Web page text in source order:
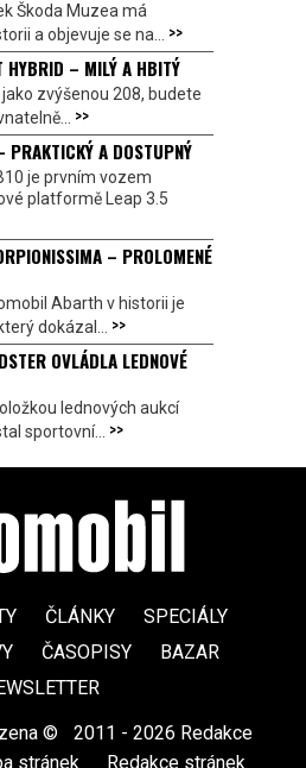
Škoda Muzea má
a objevuje se na... >>
HYBRID – MILÝ A HBITÝ
zvýšenou 208, budete
>>
PRAKTICKÝ A DOSTUPNÝ
je prvním vozem
platformě Leap 3.5
– PROLOMENÉ
Abarth v historii je
dokázal... >>
OVLÁDLA LEDNOVÉ
lednových aukcí
sportovní... >>
ČLÁNKY
SPECIÁLY
ČASOPISY
BAZAR
©
2011 - 2026 Redakce
stránek Redakce stránek